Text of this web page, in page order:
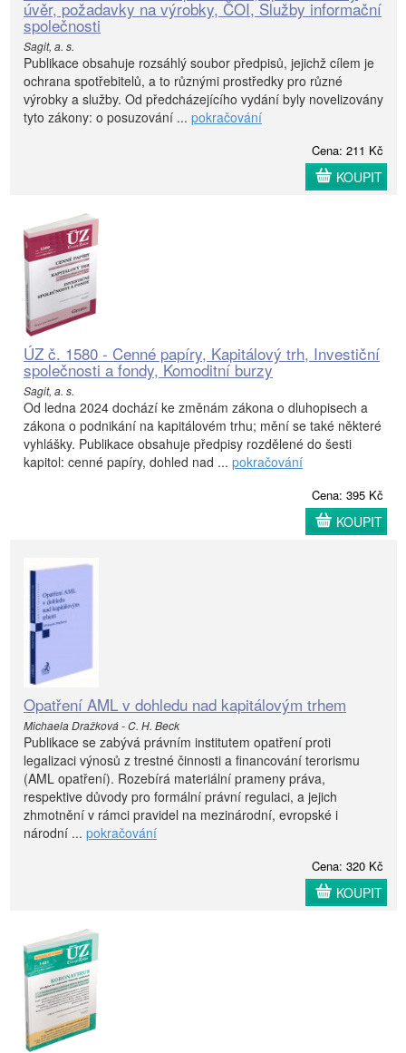
úvěr, požadavky na výrobky, ČOI, Služby informační
společnosti
Sagit, a. s.
Publikace obsahuje rozsáhlý soubor předpisů, jejichž cílem je
ochrana spotřebitelů, a to různými prostředky pro různé
výrobky a služby. Od předcházejícího vydání byly novelizovány
tyto zákony: o posuzování ... pokračování
Cena: 211 Kč
KOUPIT
ÚZ č. 1580 - Cenné papíry, Kapitálový trh, Investiční
společnosti a fondy, Komoditní burzy
Sagit, a. s.
Od ledna 2024 dochází ke změnám zákona o dluhopisech a
zákona o podnikání na kapitálovém trhu; mění se také některé
vyhlášky. Publikace obsahuje předpisy rozdělené do šesti
kapitol: cenné papíry, dohled nad ... pokračování
Cena: 395 Kč
KOUPIT
Opatření AML v dohledu nad kapitálovým trhem
Michaela Dražková - C. H. Beck
Publikace se zabývá právním institutem opatření proti
legalizaci výnosů z trestné činnosti a financování terorismu
(AML opatření). Rozebírá materiální prameny práva,
respektive důvody pro formální právní regulaci, a jejich
zhmotnění v rámci pravidel na mezinárodní, evropské i
národní ... pokračování
Cena: 320 Kč
KOUPIT